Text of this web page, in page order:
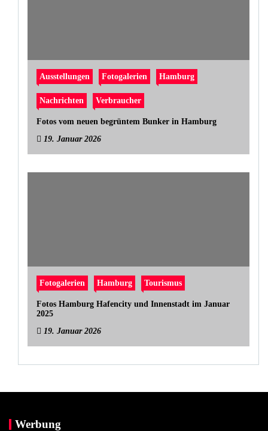
Ausstellungen Fotogalerien Hamburg
Nachrichten Verbraucher
Fotos vom neuen begrüntem Bunker in Hamburg
19. Januar 2026
Fotogalerien Hamburg Tourismus
Fotos Hamburg Hafencity und Innenstadt im Januar
2025
19. Januar 2026
Werbung